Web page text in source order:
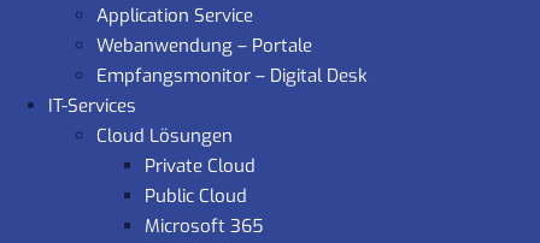
Application Service
Webanwendung – Portale
Empfangsmonitor – Digital Desk
IT-Services
Cloud Lösungen
Private Cloud
Public Cloud
Microsoft 365